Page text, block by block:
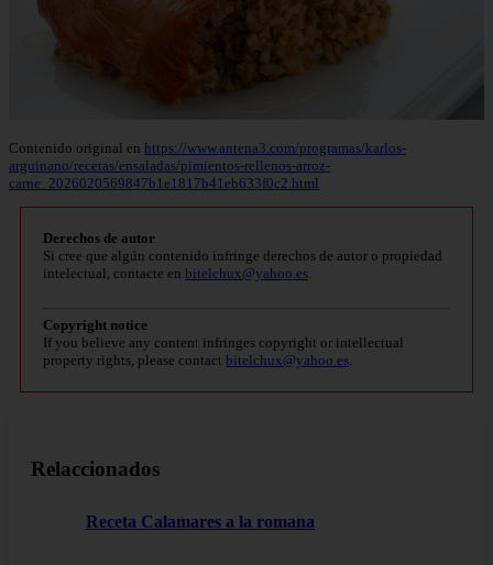
Contenido original en https://www.antena3.com/programas/karlos-
arguinano/recetas/ensaladas/pimientos-rellenos-arroz-
carne_2026020569847b1e1817b41eb633f0c2.html
Derechos de autor
Si cree que algún contenido infringe derechos de autor o propiedad
intelectual, contacte en bitelchux@yahoo.es.
Copyright notice
If you believe any content infringes copyright or intellectual
property rights, please contact bitelchux@yahoo.es.
Relaccionados
Receta Calamares a la romana